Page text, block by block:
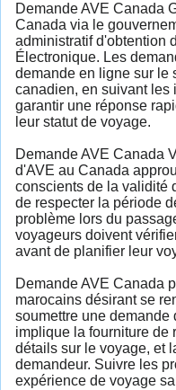
Demande AVE Canada
Canada via le
administratif d'obtention
Électronique. Les
demande en ligne sur le
canadien, en suivant les
garantir une réponse
leur statut de voyage.
Demande AVE Canada
d'AVE au Canada
conscients de la validité
de respecter la période
problème lors du
voyageurs doivent
avant de planifier leur
Demande AVE Canada
marocains désirant se
soumettre une
implique la fourniture de
détails sur le voyage, et
demandeur. Suivre les
expérience de voyage